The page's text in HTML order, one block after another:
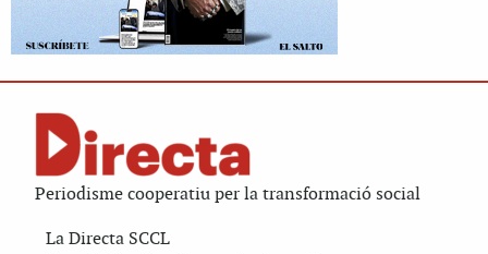
Periodisme cooperatiu per la transformació social
La Directa SCCL